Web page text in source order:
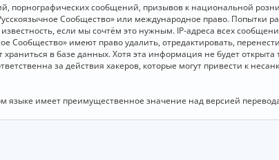
порнографических сообщений, призывов к национальной
Сообщество» или международное право.
если мы сочтём это нужным. IP-адреса всех
Сообщество» имеют право удалить, отредактировать,
в базе данных. Хотя эта информация не будет
за действия хакеров, которые могут привести к
имеет преимущественное значение над версией